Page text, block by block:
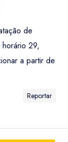
de
29,
a partir de
Reportar